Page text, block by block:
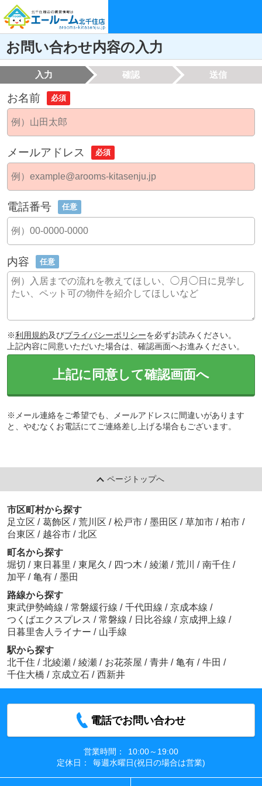
お問い合わせ内容の入力
入力 確認 送信
お名前 必須
メールアドレス 必須
電話番号 任意
内容 任意
※利用規約及びプライバシーポリシーを必ずお読みください。
上記内容に同意いただいた場合は、確認画面へお進みください。
上記に同意して確認画面へ
※メール連絡をご希望でも、メールアドレスに間違いがあります
と、やむなくお電話にてご連絡差し上げる場合もございます。
ページトップへ
市区町村から探す
足立区 / 葛飾区 / 荒川区 / 松戸市 / 墨田区 / 草加市 / 柏市 /
台東区 / 越谷市 / 北区
町名から探す
堀切 / 東日暮里 / 東尾久 / 四つ木 / 綾瀬 / 荒川 / 南千住 /
加平 / 亀有 / 墨田
路線から探す
東武伊勢崎線 / 常磐緩行線 / 千代田線 / 京成本線 /
つくばエクスプレス / 常磐線 / 日比谷線 / 京成押上線 /
日暮里舎人ライナー / 山手線
駅から探す
北千住 / 北綾瀬 / 綾瀬 / お花茶屋 / 青井 / 亀有 / 牛田 /
千住大橋 / 京成立石 / 西新井
電話でお問い合わせ
営業時間：
10:00～19:00
定休日：
毎週水曜日(祝日の場合は営業)